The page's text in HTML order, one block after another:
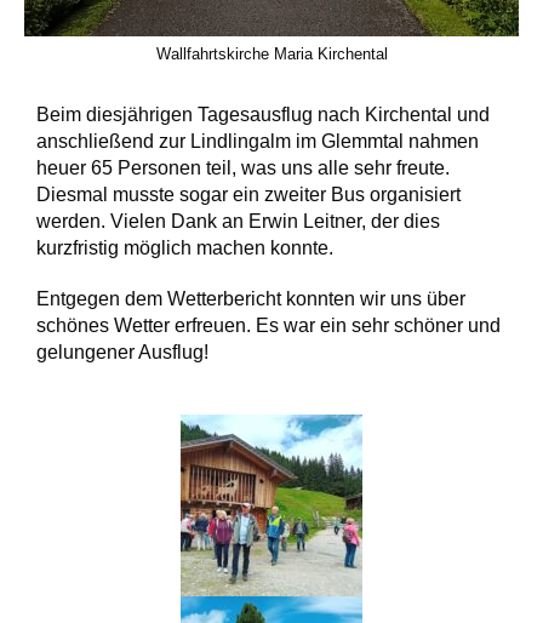
Wallfahrtskirche Maria Kirchental
Beim diesjährigen Tagesausflug nach Kirchental und
anschließend zur Lindlingalm im Glemmtal nahmen
heuer 65 Personen teil, was uns alle sehr freute.
Diesmal musste sogar ein zweiter Bus organisiert
werden. Vielen Dank an Erwin Leitner, der dies
kurzfristig möglich machen konnte.
Entgegen dem Wetterbericht konnten wir uns über
schönes Wetter erfreuen. Es war ein sehr schöner und
gelungener Ausflug!